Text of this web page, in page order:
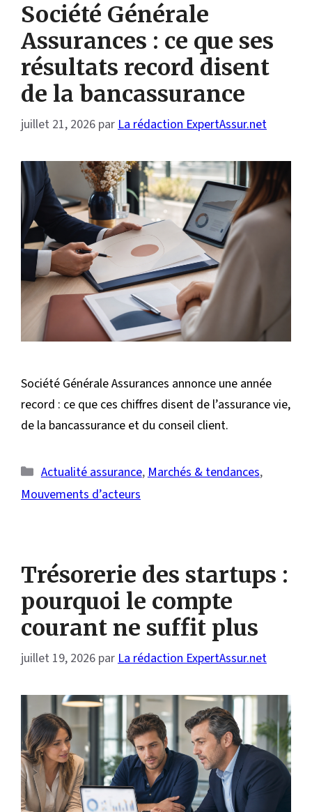
Société Générale
Assurances : ce que ses
résultats record disent
de la bancassurance
juillet 21, 2026 parLa rédaction ExpertAssur.net
Société Générale Assurances annonce une année
record : ce que ces chiffres disent de l’assurance vie,
de la bancassurance et du conseil client.
Catégories
Actualité assurance, Marchés & tendances,
Mouvements d’acteurs
Trésorerie des startups :
pourquoi le compte
courant ne suffit plus
juillet 19, 2026 par La rédaction ExpertAssur.net